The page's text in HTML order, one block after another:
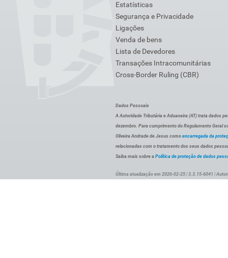
Estatísticas
Segurança e Privacidade
Ligações
Venda de bens
Lista de Devedores
Transações Intracomunitárias
Cross-Border Ruling (CBR)
Dados Pessoais
A Autoridade Tributária e Aduaneira (AT) trata dados
dezembro. Para cumprimento do Regulamento Geral
Oliveira Andrade de Jesus como encarregada da
relacionadas com o tratamento dos seus dados
Saiba mais sobre a Política de proteção de dados
Última atualização em 2026-02-25 | 3.3.15-6041 |